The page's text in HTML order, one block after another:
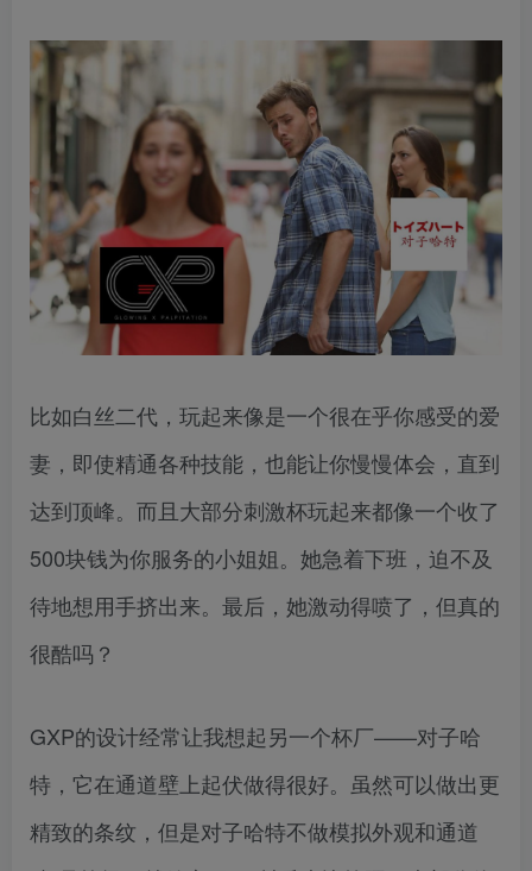
比如白丝二代，玩起来像是一个很在乎你感受的爱
妻，即使精通各种技能，也能让你慢慢体会，直到
达到顶峰。而且大部分刺激杯玩起来都像一个收了
500块钱为你服务的小姐姐。她急着下班，迫不及
待地想用手挤出来。最后，她激动得喷了，但真的
很酷吗？
GXP的设计经常让我想起另一个杯厂——对子哈
特，它在通道壁上起伏做得很好。虽然可以做出更
精致的条纹，但是对子哈特不做模拟外观和通道